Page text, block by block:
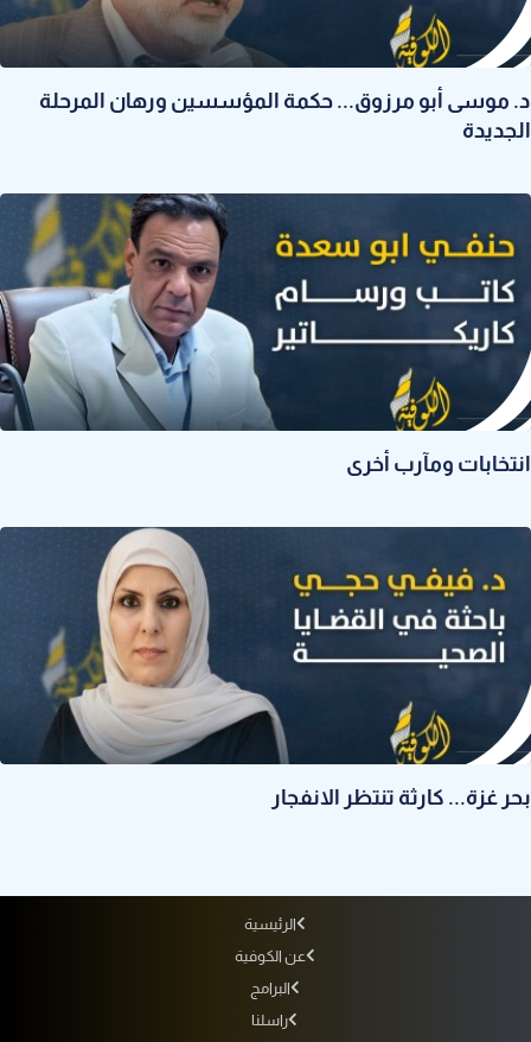
د. موسى أبو مرزوق... حكمة المؤسسين ورهان المرحلة
الجديدة
انتخابات ومآرب أخرى
بحر غزة... كارثة تنتظر الانفجار
الرئيسية
عن الكوفية
البرامج
راسلنا